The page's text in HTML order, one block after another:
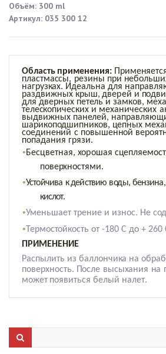
Объём: 300 ml
Артикул: 035 300 12
Область применения:П рименяетс
пластмассы, резины при небольши
нагрузках. Идеальна для направл
раздвижных крыш, дверей и подви
для дверных петель изамков, меха
телескопических и механических а
выдвижных панелей, направляющ
шарикоподшипников, цепных меха
соединений с повышенной вероят
попадания грязи.
•Бесцветная, хорошая сцепляемос
поверхностями.
•Устойчива кдействию воды, бензина,
кислот.
•Уменьшает трение и износ. Не со
• ермостойкостьот -180 С до + 260
П РИМ ЕН ЕНИ Е
Распылить из баллончика на обраб
поверхность. После высыхания на
может появиться белый налет.